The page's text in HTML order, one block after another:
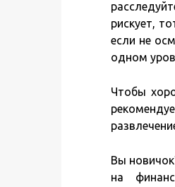
рискует,
если не
одном
Чтобы
Вы
на